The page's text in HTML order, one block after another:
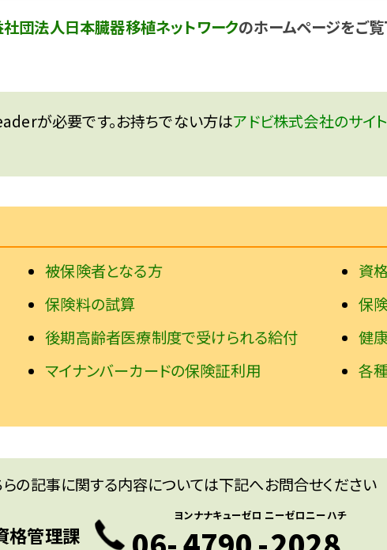
団法人日本臓器移植ネットワークのホームページをご覧
が必要です。お持ちでない方はアドビ株式会社のサイト
被保険者となる方
資
保険料の試算
保
後期高齢者医療制度で受けられる給付
健
マイナンバーカードの保険証利用
各
らの記事に関する内容については下記へお問合せください
格管理課
ヨンナナキューゼロ ニーゼロニーハチ